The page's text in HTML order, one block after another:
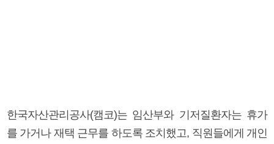
한국자산관리공사(캠코)는 임산부와 기저질환자는 휴가
를 가거나 재택 근무를 하도록 조치했고, 직원들에게 개인